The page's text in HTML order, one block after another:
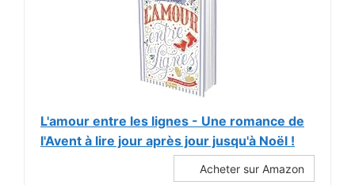
L'amour entre les lignes - Une romance de
l'Avent à lire jour après jour jusqu'à Noël !
Acheter sur Amazon